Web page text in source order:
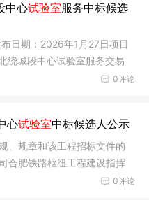
中心试验室服务中标候选
日期：2026年1月27日项目
绕城段中心试验室服务交易
0评论
心试验室中标候选人公示
、规章和该工程招标文件的
合肥铁路枢纽工程建设指挥
0评论